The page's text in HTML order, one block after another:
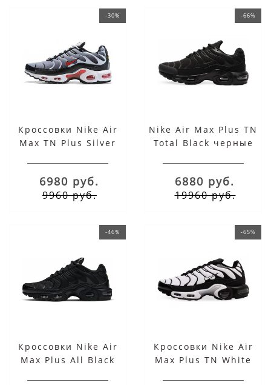
-30%
Кроссовки Nike Air
Max TN Plus Silver
6980 руб.
9960 руб.
-66%
Nike Air Max Plus TN
Total Black черные
6880 руб.
19960 руб.
-46%
Кроссовки Nike Air
Max Plus All Black
-65%
Кроссовки Nike Air
Max Plus TN White